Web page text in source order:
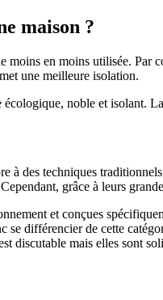
maison ?
en moins utilisée.
une meilleure isolation.
noble et isolant.
des techniques
grâce à leurs
et conçues
se différencier de cette
discutable mais elles sont